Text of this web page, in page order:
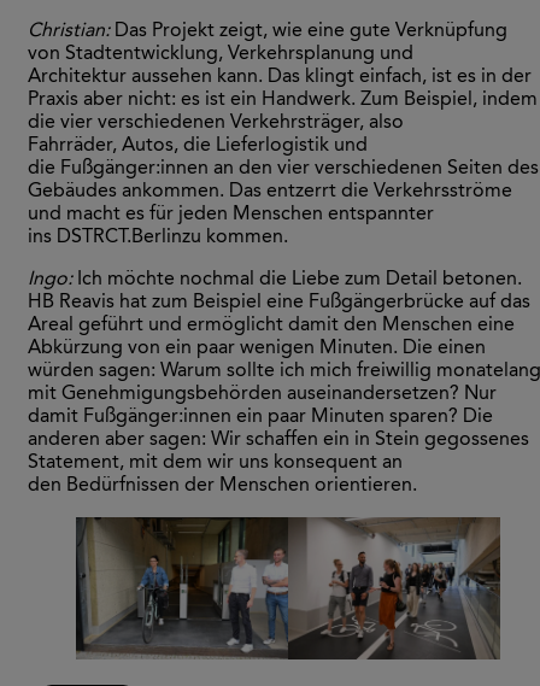
Christian:Das Projekt zeigt, wie eine gute Verknüpfung
von Stadtentwicklung, Verkehrsplanung und
Architektur aussehen kann. Das klingt einfach, ist es in der
Praxis aber nicht: es ist ein Handwerk. Zum Beispiel, indem
die vier verschiedenen Verkehrsträger, also
Fahrräder, Autos, die Lieferlogistik und
die Fußgänger:innen an den vier verschiedenen Seiten des
Gebäudes ankommen. Das entzerrt die Verkehrsströme
und macht es für jeden Menschen entspannter
ins DSTRCT.Berlinzu kommen.
Ingo:Ich möchte nochmal die Liebe zum Detail betonen.
HB Reavis hat zum Beispiel eine Fußgängerbrücke auf das
Areal geführt und ermöglicht damit den Menschen eine
Abkürzung von ein paar wenigen Minuten. Die einen
würden sagen: Warum sollte ich mich freiwillig monatelang
mit Genehmigungsbehörden auseinandersetzen? Nur
damit Fußgänger:innen ein paar Minuten sparen? Die
anderen aber sagen: Wir schaffen ein in Stein gegossenes
Statement, mit dem wir uns konsequent an
den Bedürfnissen der Menschen orientieren.